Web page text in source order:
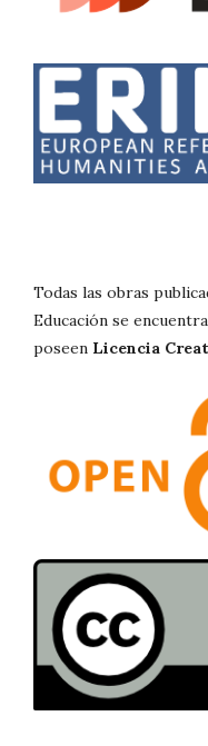
Todas las obras
Educación se
poseen Licencia